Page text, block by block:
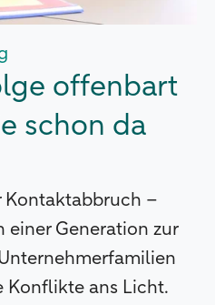
offenbart
schon da
Kontaktabbruch –
einer Generation zur
ans Licht.